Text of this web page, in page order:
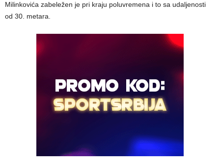
Milinkovića zabeležen je pri kraju poluvremena i to sa udaljenosti
od 30. metara.